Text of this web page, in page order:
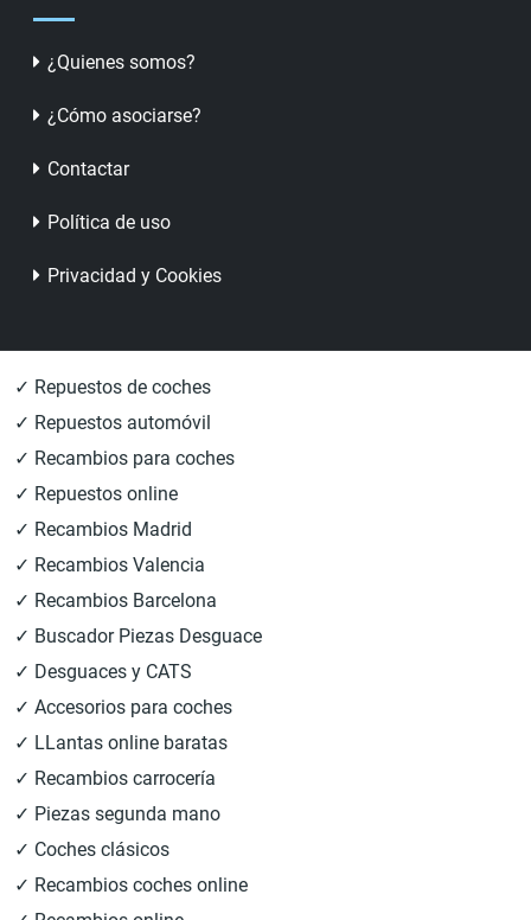
¿Quienes somos?
¿Cómo asociarse?
Contactar
Política de uso
Privacidad y Cookies
✓ Repuestos de coches
✓ Repuestos automóvil
✓ Recambios para coches
✓ Repuestos online
✓ Recambios Madrid
✓ Recambios Valencia
✓ Recambios Barcelona
✓ Buscador Piezas Desguace
✓ Desguaces y CATS
✓ Accesorios para coches
✓ LLantas online baratas
✓ Recambios carrocería
✓ Piezas segunda mano
✓ Coches clásicos
✓ Recambios coches online